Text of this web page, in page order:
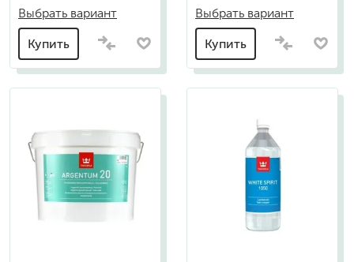
Выбрать вариант
Купить
Выбрать вариант
Купить